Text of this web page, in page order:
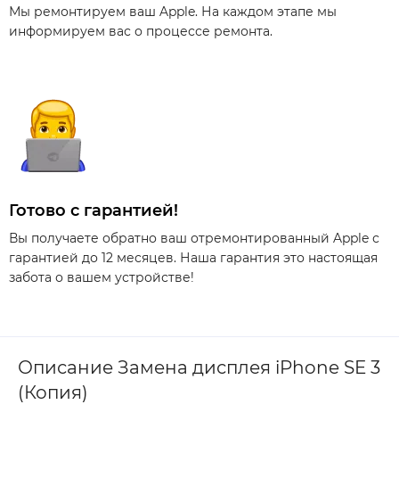
Мы ремонтируем ваш Apple. На каждом этапе мы
информируем вас о процессе ремонта.
Готово с гарантией!
Вы получаете обратно ваш отремонтированный Apple с
гарантией до 12 месяцев. Наша гарантия это настоящая
забота о вашем устройстве!
Описание Замена дисплея iPhone SE 3
(Копия)